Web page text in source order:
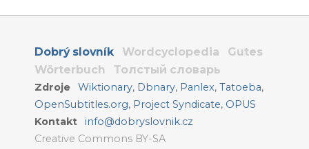
Dobrý slovník Wordcyclopedia
Gutes
Wörterbuch
Толстый словарь
Zdroje Wiktionary, Dbnary, Panlex,Tatoeba,
OpenSubtitles.org, Project Syndicate, OPUS
Kontakt
info@dobryslovnik.cz
Creative Commons BY-SA